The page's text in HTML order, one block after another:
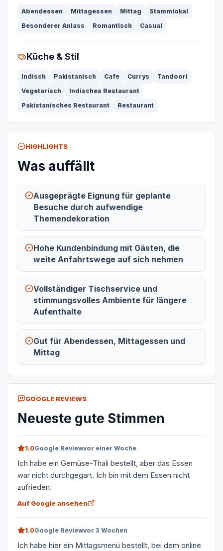
Abendessen Mittagessen Mittag
Stammlokal
Besonderer Anlass
Romantisch Casual
Küche & Stil
Indisch Pakistanisch Cafe Currys
Tandoori
Vegetarisch
Indisches Restaurant
Pakistanisches Restaurant
Restaurant
HIGHLIGHTS
Was auffällt
Ausgeprägte Eignung für geplante
Besuche durch aufwendige
Themendekoration
Hohe Kundenbindung mit Gästen, die
weite Anfahrtswege auf sich nehmen
Vollständiger Tischservice und
stimmungsvolles Ambiente für längere
Aufenthalte
Gut für Abendessen, Mittagessen und
Mittag
GOOGLE REVIEWS
Neueste gute Stimmen
1.0Google Reviewvor einer Woche
Ich habe ein Gemüse-Thali bestellt, aber das Essen
war nicht durchgegart. Ich bin mit dem Essen nicht
zufrieden.
Auf Google ansehen
1.0Google Reviewvor 3 Wochen
Ich habe hier ein Mittagsmenü bestellt, bei dem online